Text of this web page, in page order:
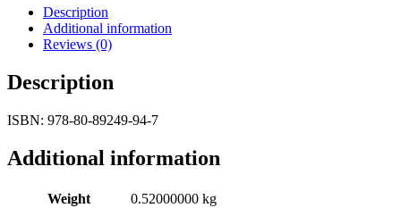
Nagytárkányi
népköltési
gyűjtemény
(1913-
1914)
Description
Additional information
Reviews (0)
Description
ISBN: 978-80-89249-94-7
Additional information
Weight 0.52000000 kg